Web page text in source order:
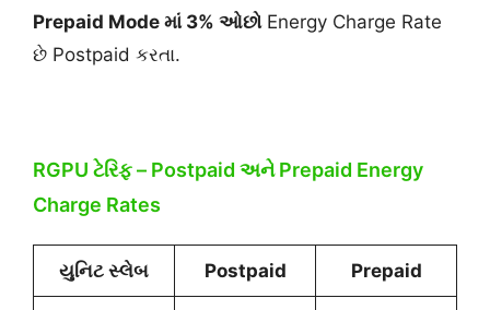
Prepaid Mode માં 3% ઓછોEnergy Charge Rate
છે Postpaid કરતા.
RGPU ટેરિફ – Postpaid અને Prepaid Energy
Charge Rates
યુનિટ સ્લેબ Postpaid Prepaid